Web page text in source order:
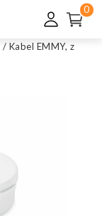
0
/ Kabel EMMY, z